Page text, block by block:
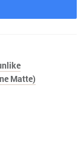
Matte)